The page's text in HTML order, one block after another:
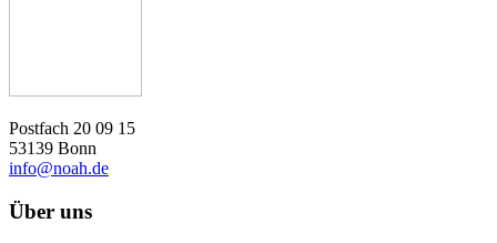
Postfach 20 09 15
53139 Bonn
info@noah.de
Über uns